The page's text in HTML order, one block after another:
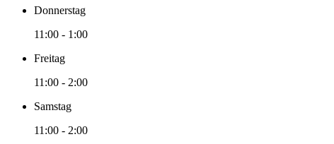
Donnerstag
11:00 - 1:00
Freitag
11:00 - 2:00
Samstag
11:00 - 2:00